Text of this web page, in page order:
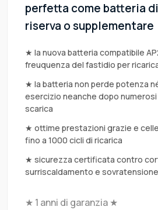
perfetta come batteria
riserva o supplementare
★ la nuova batteria compatibile
freuquenza del fastidio per
★ la batteria non perde potenza
esercizio neanche dopo numerosi
scarica
★ ottime prestazioni grazie e
fino a 1000 cicli di ricarica
★ sicurezza certificata contro
surriscaldamento e sovratensione
★ 1 anni di garanzia ★